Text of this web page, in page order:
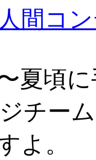
間コ
夏頃
チー
よ。